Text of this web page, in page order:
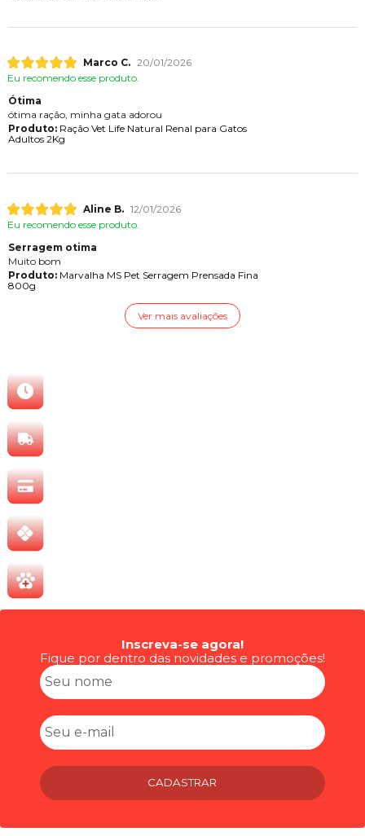
Marco C. 20/01/2026
Eu recomendo esse produto.
Ótima
ótima ração, minha gata adorou
Produto:Ração Vet Life Natural Renal para Gatos
Adultos 2Kg
Aline B. 12/01/2026
Eu recomendo esse produto.
Serragem otima
Muito bom
Produto:Marvalha MS Pet Serragem Prensada Fina
800g
Ver mais avaliações
Inscreva-se agora!
Fique por dentro das novidades e promoções!
CADASTRAR